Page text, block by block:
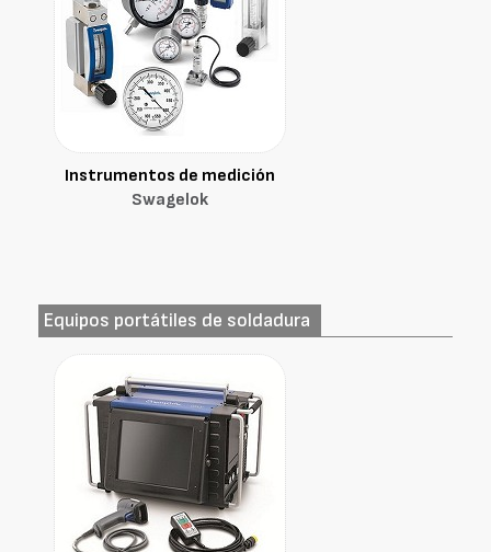
Instrumentos de medición
Swagelok
Equipos portátiles de soldadura